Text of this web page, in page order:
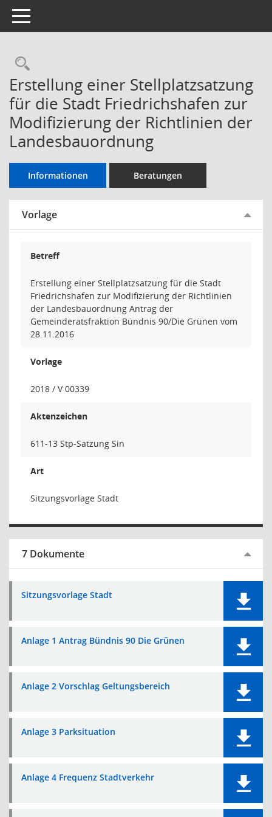
Toggle navigation
Rechercheauswahl
Erstellung einer Stellplatzsatzung
für die Stadt Friedrichshafen zur
Modifizierung der Richtlinien der
Landesbauordnung
Informationen Beratungen
Vorlage
Betreff
Erstellung einer Stellplatzsatzung für die Stadt
Friedrichshafen zur Modifizierung der Richtlinien
der Landesbauordnung Antrag der
Gemeinderatsfraktion Bündnis 90/Die Grünen vom
28.11.2016
Vorlage
2018 / V 00339
Aktenzeichen
611-13 Stp-Satzung Sin
Art
Sitzungsvorlage Stadt
7 Dokumente
Sitzungsvorlage Stadt
Anlage 1 Antrag Bündnis 90 Die Grünen
Anlage 2 Vorschlag Geltungsbereich
Anlage 3 Parksituation
Anlage 4 Frequenz Stadtverkehr